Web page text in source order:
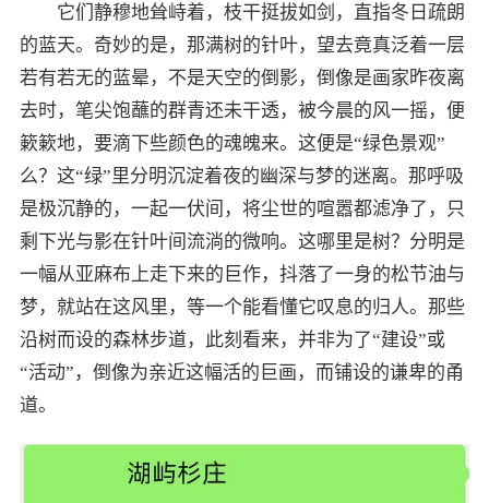
它们静穆地耸峙着，枝干挺拔如剑，直指冬日疏朗
的蓝天。奇妙的是，那满树的针叶，望去竟真泛着一层
若有若无的蓝晕，不是天空的倒影，倒像是画家昨夜离
去时，笔尖饱蘸的群青还未干透，被今晨的风一摇，便
簌簌地，要滴下些颜色的魂魄来。这便是“绿色景观”
么？这“绿”里分明沉淀着夜的幽深与梦的迷离。那呼吸
是极沉静的，一起一伏间，将尘世的喧嚣都滤净了，只
剩下光与影在针叶间流淌的微响。这哪里是树？分明是
一幅从亚麻布上走下来的巨作，抖落了一身的松节油与
梦，就站在这风里，等一个能看懂它叹息的归人。那些
沿树而设的森林步道，此刻看来，并非为了“建设”或
“活动”，倒像为亲近这幅活的巨画，而铺设的谦卑的甬
道。